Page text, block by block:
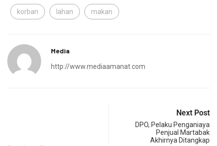
korban lahan makan
Media
http://www.mediaamanat.com
Next Post
DPO, Pelaku Penganiaya
Penjual Martabak
Akhirnya Ditangkap